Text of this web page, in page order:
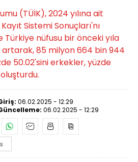
(TÜİK), 2024 yılına ait
Sistemi Sonuçları'nı
Türkiye nüfusu bir önceki yıla
artarak, 85 milyon 664 bin 944
50.02'sini erkekler, yüzde
06.02.2025 - 12:29
06.02.2025 - 12:29